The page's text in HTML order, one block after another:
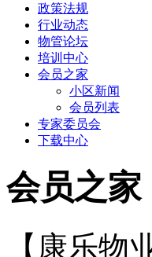
政策法规
行业动态
物管论坛
培训中心
会员之家
小区新闻
会员列表
专家委员会
下载中心
会员之家
【康乐物